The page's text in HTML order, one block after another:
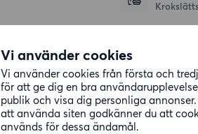
Vi använder cookies
Vi använder cookies från första och
för att ge dig en bra
publik och visa dig personliga
att använda siten godkänner du att
används för dessa ändamål.
Affärer
Hemköp
Doktor